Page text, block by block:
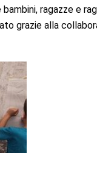
ragazze e
grazie alla